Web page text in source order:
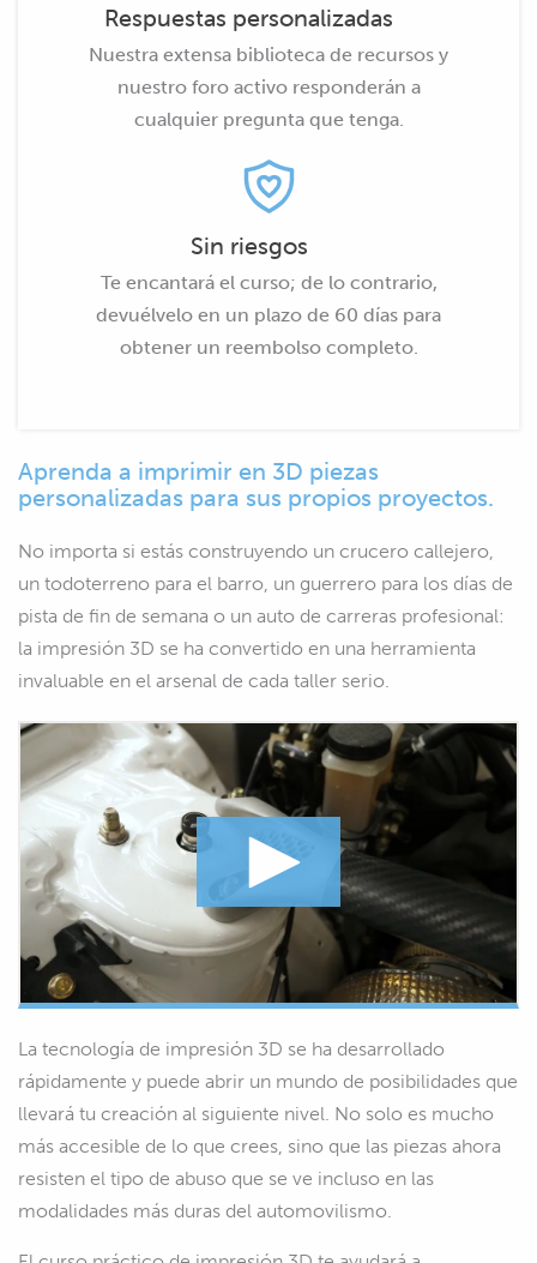
Respuestas personalizadas
Nuestra extensa biblioteca de recursos y
nuestro foro activo responderán a
cualquier pregunta que tenga.
Sin riesgos
Te encantará el curso; de lo contrario,
devuélvelo en un plazo de 60 días para
obtener un reembolso completo.
Aprenda a imprimir en 3D piezas
personalizadas para sus propios proyectos.
No importa si estás construyendo un crucero callejero,
un todoterreno para el barro, un guerrero para los días de
pista de fin de semana o un auto de carreras profesional:
la impresión 3D se ha convertido en una herramienta
invaluable en el arsenal de cada taller serio.
La tecnología de impresión 3D se ha desarrollado
rápidamente y puede abrir un mundo de posibilidades que
llevará tu creación al siguiente nivel. No solo es mucho
más accesible de lo que crees, sino que las piezas ahora
resisten el tipo de abuso que se ve incluso en las
modalidades más duras del automovilismo.